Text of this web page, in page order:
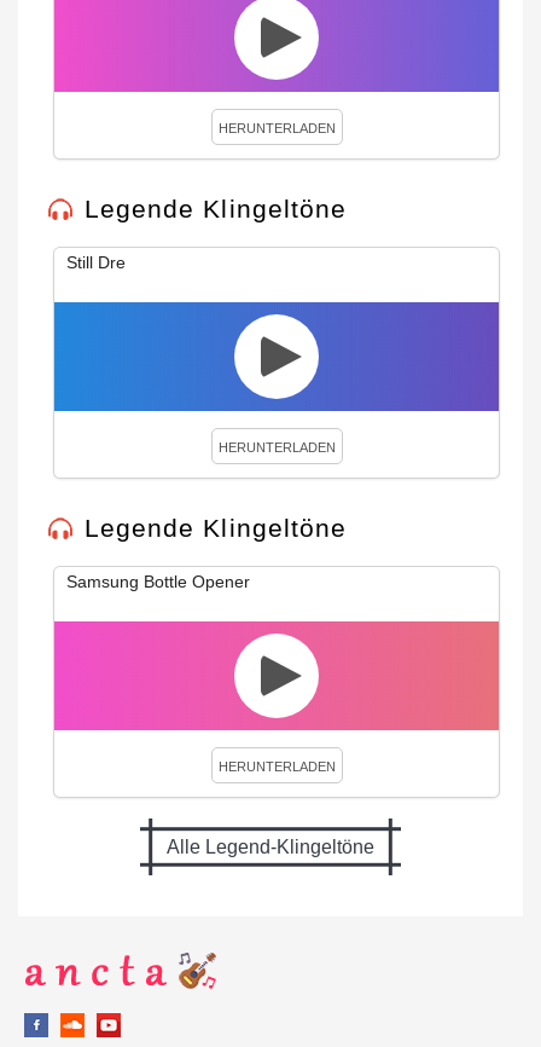
HERUNTERLADEN
Legende Klingeltöne
Still Dre
HERUNTERLADEN
Legende Klingeltöne
Samsung Bottle Opener
HERUNTERLADEN
Alle Legend-Klingeltöne